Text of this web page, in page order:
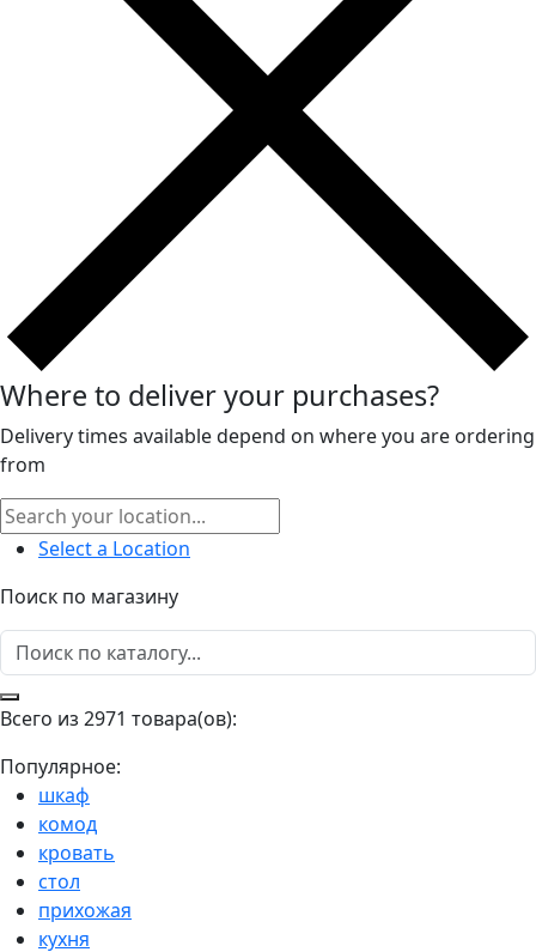
Where to deliver your purchases?
Delivery times available depend on where you are ordering
from
Select a Location
Поиск по магазину
Всего из 2971 товара(ов):
Популярное:
шкаф
комод
кровать
стол
прихожая
кухня